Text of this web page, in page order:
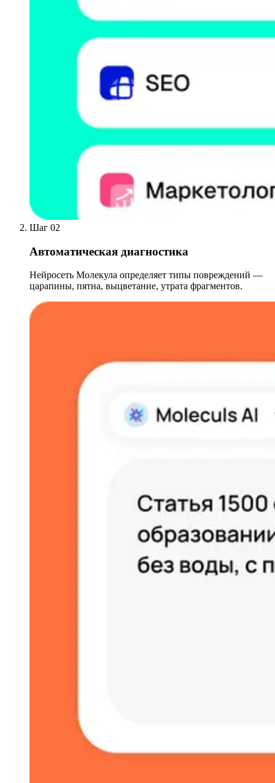
Шаг 02
Автоматическая диагностика
Нейросеть Молекула определяет типы повреждений —
царапины, пятна, выцветание, утрата фрагментов.